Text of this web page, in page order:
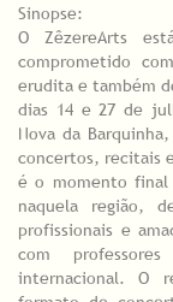
Sinopse:
O ZêzereArts
comprometido
erudita e também
dias 14 e 27 de
Nova da
concertos, recitais
é o momento final
naquela região,
profissionais e
com
internacional. O